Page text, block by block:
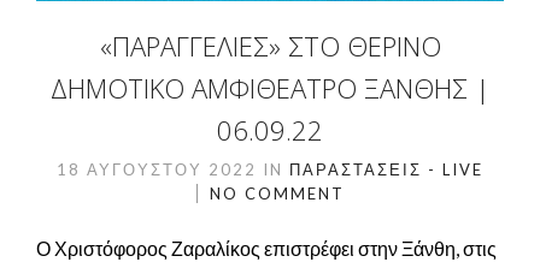
«ΠΑΡΑΓΓΕΛΙΈΣ» ΣΤΟ ΘΕΡΙΝΌ
ΔΗΜΟΤΙΚΌ ΑΜΦΙΘΈΑΤΡΟ ΞΆΝΘΗΣ |
06.09.22
18 ΑΥΓΟΎΣΤΟΥ 2022 IN ΠΑΡΑΣΤΆΣΕΙΣ - LIVE
NO COMMENT
Ο Χριστόφορος Ζαραλίκος επιστρέφει στην Ξάνθη, στις